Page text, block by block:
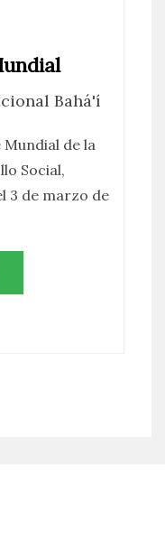
Bahá'í
de la
Social,
3 de marzo de